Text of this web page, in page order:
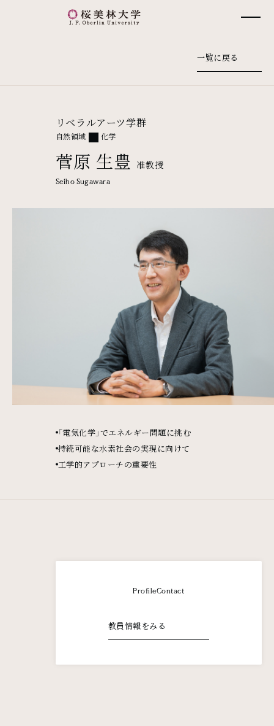
桜美林大学 トップページ
一覧に戻る
リベラルアーツ学群
自然領域 化学
菅原 生豊 准教授
Seiho Sugawara
「電気化学」でエネルギー問題に挑む
持続可能な水素社会の実現に向けて
工学的アプローチの重要性
ProfileContact
教員情報をみる